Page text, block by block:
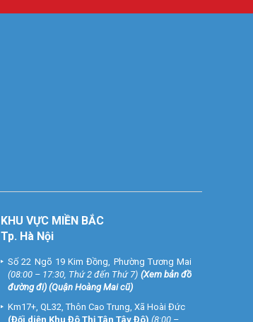
KHU VỰC MIỀN BẮC
Tp. Hà Nội
Số 22 Ngõ 19 Kim Đồng, Phường Tương Mai
(08:00 – 17:30, Thứ 2 đến Thứ 7) (Xem bản đồ
đường đi) (Quận Hoàng Mai cũ)
Km17+, QL32, Thôn Cao Trung, Xã Hoài Đức
(Đối diện Khu Đô Thị Tân Tây Đô) (8:00 –